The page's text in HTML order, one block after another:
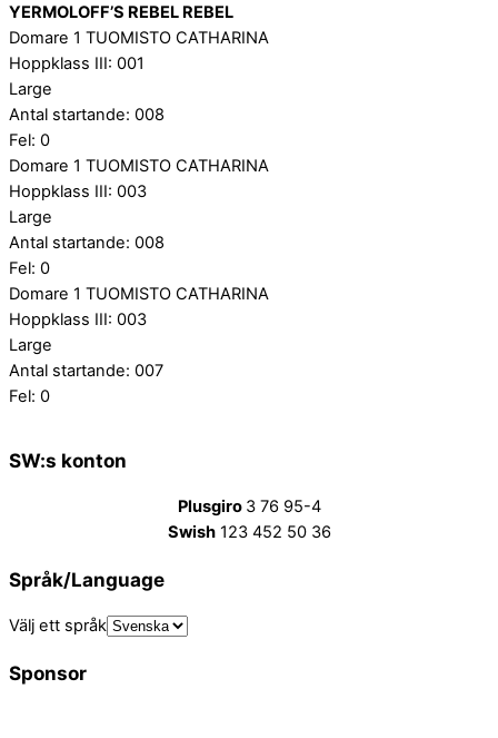
YERMOLOFF’S REBEL REBEL
Domare 1 TUOMISTO CATHARINA
Hoppklass III: 001
Large
Antal startande: 008
Fel: 0
Domare 1 TUOMISTO CATHARINA
Hoppklass III: 003
Large
Antal startande: 008
Fel: 0
Domare 1 TUOMISTO CATHARINA
Hoppklass III: 003
Large
Antal startande: 007
Fel: 0
SW:s konton
Plusgiro 3 76 95-4
Swish123 452 50 36
Språk/Language
Välj ett språk
Sponsor